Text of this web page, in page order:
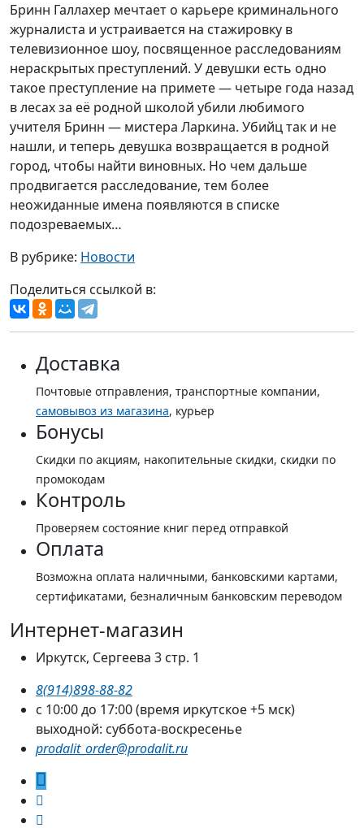
Бринн Галлахер мечтает о карьере криминального
журналиста и устраивается на стажировку в
телевизионное шоу, посвященное расследованиям
нераскрытых преступлений. У девушки есть одно
такое преступление на примете — четыре года назад
в лесах за её родной школой убили любимого
учителя Бринн — мистера Ларкина. Убийц так и не
нашли, и теперь девушка возвращается в родной
город, чтобы найти виновных. Но чем дальше
продвигается расследование, тем более
неожиданные имена появляются в списке
подозреваемых…
В рубрике: Новости
Поделиться ссылкой в:
Доставка
Почтовые отправления, транспортные компании,
самовывоз из магазина, курьер
Бонусы
Скидки по акциям, накопительные скидки, скидки по
промокодам
Контроль
Проверяем состояние книг перед отправкой
Оплата
Возможна оплата наличными, банковскими картами,
сертификатами, безналичным банковским переводом
Интернет-магазин
Иркутск, Сергеева 3 стр. 1
8(914)898-88-82
с 10:00 до 17:00 (время иркутское +5 мск)
выходной: суббота-воскресенье
prodalit_order@prodalit.ru